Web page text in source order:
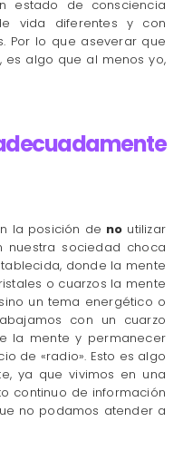
estado de consciencia
vida diferentes y con
Por lo que aseverar que
es algo que al menos yo,
la posición de no utilizar
sociedad choca
donde la mente
o cuarzos la mente
un tema energético o
con un cuarzo
la mente y permanecer
de «radio». Esto es algo
ya que vivimos en una
continuo de información
no podamos atender a